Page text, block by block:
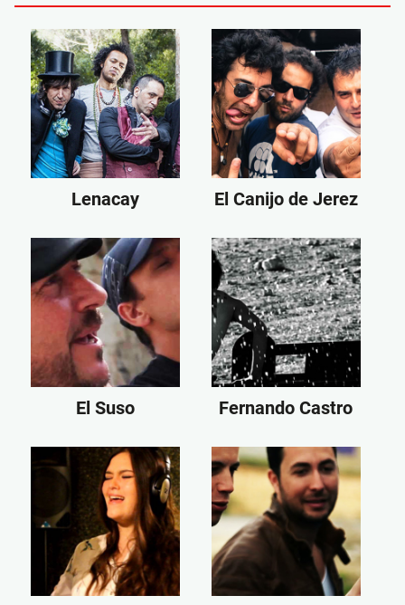
Lenacay El Canijo de Jerez
El Suso Fernando Castro